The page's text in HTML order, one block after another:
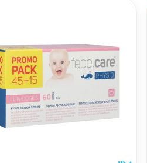
minimales et maximales du prix.